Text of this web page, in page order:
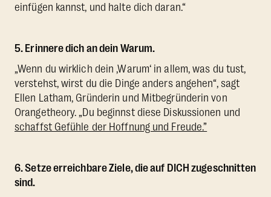
einfügen kannst, und halte dich daran.“
5. Erinnere dich an dein Warum.
„Wenn du wirklich dein ‚Warum‘ in allem, was du tust,
verstehst, wirst du die Dinge anders angehen“, sagt
Ellen Latham, Gründerin und Mitbegründerin von
Orangetheory. „Du beginnst diese Diskussionen und
schaffst Gefühle der Hoffnung und Freude.”
6. Setze erreichbare Ziele, die auf DICH zugeschnitten
sind.